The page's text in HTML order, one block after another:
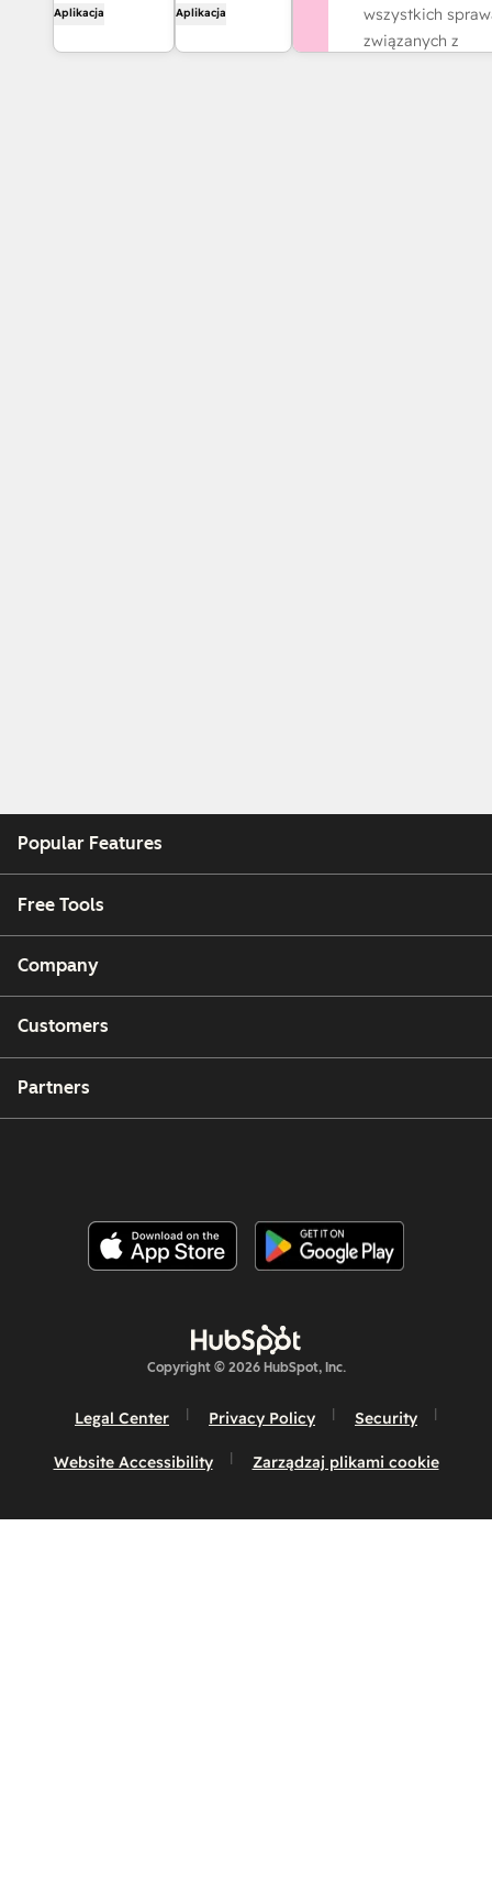
HubSpot
Aplikacja
automate and
connect
Aplikacja
wszystkich
związanych z
Popular Features
Free Tools
Company
Customers
Partners
Copyright © 2026 HubSpot, Inc.
Legal Center Privacy Policy Security
Website Accessibility Zarządzaj plikami cookie